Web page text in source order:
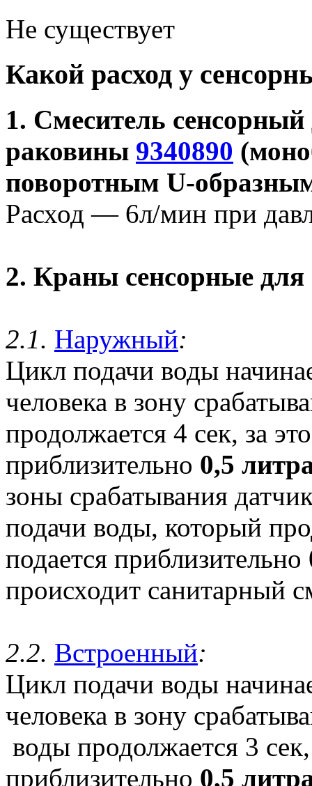
Не существует
Какой расход у
1. Смеситель сенсорный
раковины 9340890
поворотным U-
Расход — 6л/мин при
2. Краны сенсорные для
2.1. Наружный:
Цикл подачи воды
человека в зону
продолжается 4 сек, за
приблизительно 0,5
зоны срабатывания
подачи воды, который
подается приблизительно
происходит санитарный
2.2. Встроенный:
Цикл подачи воды
человека в зону
воды продолжается 3
приблизительно 0,5